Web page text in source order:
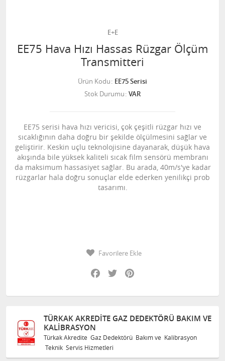
E+E
EE75 Hava Hızı Hassas Rüzgar Ölçüm
Transmitteri
Ürün Kodu EE75 Serisi
Stok Durumu VAR
EE75 serisi hava hızı vericisi, çok çeşitli rüzgar hızı ve
sıcaklığının daha doğru bir şekilde ölçülmesini sağlar ve
geliştirir. Keskin uçlu teknolojisine dayanarak, düşük hava
akışında bile yüksek kaliteli sıcak film sensörü membranı
da maksimum hassasiyet sağlar. Bu arada, 40m/s'ye kadar
rüzgarlar hala doğru sonuçlar elde ederken yenilikçi prob
tasarımı.
Favorilere Ekle
Facebook
Twitter
TÜRKAK AKREDITE GAZ DEDEKTÖRÜ BAKIM VE
KALIBRASYON
Türkak Akredite Gaz Dedektörü Bakım ve Kalibrasyon
Teknik Servis Hizmetleri